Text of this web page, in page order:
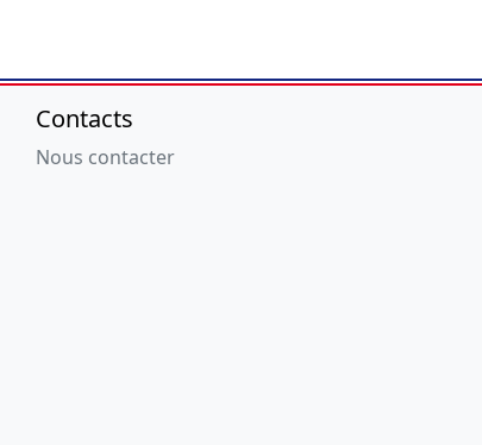
Contacts
Nous contacter